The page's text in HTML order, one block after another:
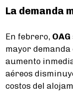
La demanda
En febrero, OAG
mayor
aumento
aéreos
costos del